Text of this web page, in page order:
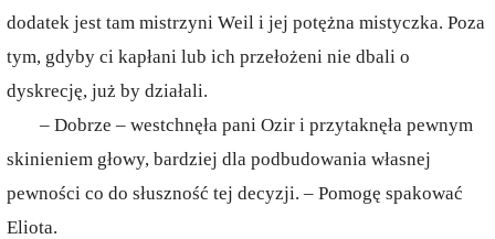
dodatek jest tam mistrzyni Weil i jej potężna mistyczka. Poza
tym, gdyby ci kapłani lub ich przełożeni nie dbali o
dyskrecję, już by działali.
– Dobrze – westchnęła pani Ozir i przytaknęła pewnym
skinieniem głowy, bardziej dla podbudowania własnej
pewności co do słuszność tej decyzji. – Pomogę spakować
Eliota.